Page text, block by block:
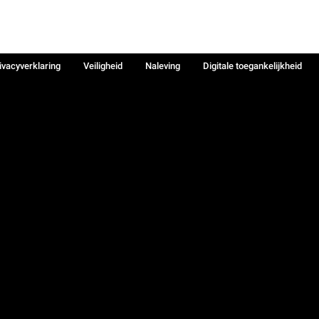
Veiligheid Naleving
Digitale toegankelijkheid